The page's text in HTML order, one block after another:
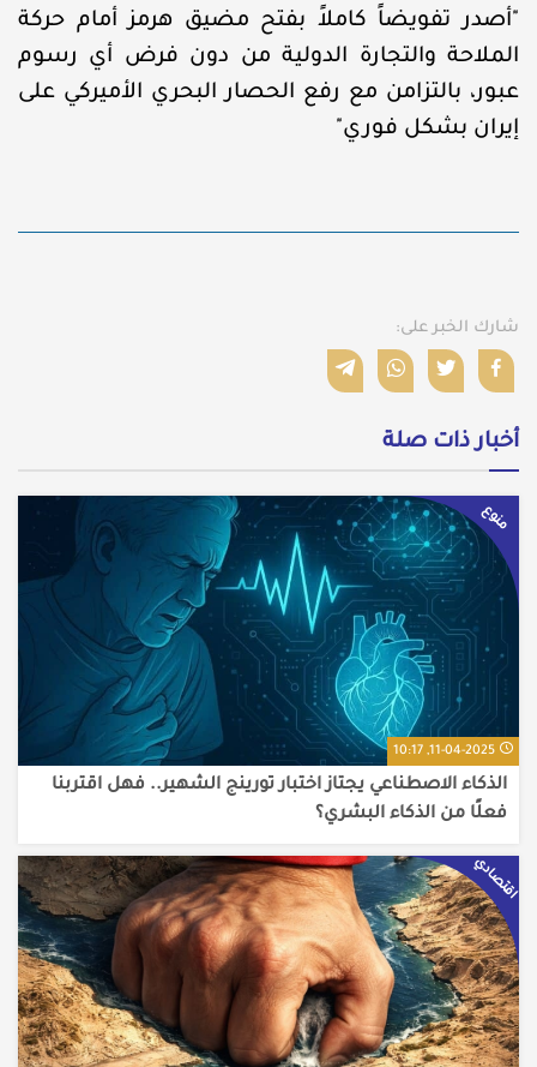
"أصدر تفويضاً كاملاً بفتح مضيق هرمز أمام حركة
الملاحة والتجارة الدولية من دون فرض أي رسوم
عبور، بالتزامن مع رفع الحصار البحري الأميركي على
إيران بشكل فوري"
شارك الخبر على:
أخبار ذات صلة
منوع
11-04-2025, 10:17
الذكاء الاصطناعي يجتاز اختبار تورينج الشهير.. فهل اقتربنا
فعلًا من الذكاء البشري؟
اقتصادي